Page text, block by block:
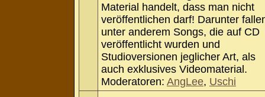
Material handelt, dass man nicht
veröffentlichen darf! Darunter
unter anderem Songs, die auf CD
veröffentlicht wurden und
Studioversionen jeglicher Art, als
auch exklusives Videomaterial.
Moderatoren: AngLee, Uschi